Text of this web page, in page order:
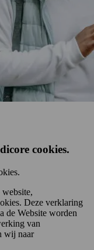
cookies.
Deze verklaring
de Website worden
van
wij naar